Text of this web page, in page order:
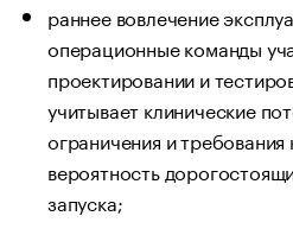
раннее вовлечение
операционные команды
проектировании и
учитывает клинические
ограничения и
вероятность
запуска;